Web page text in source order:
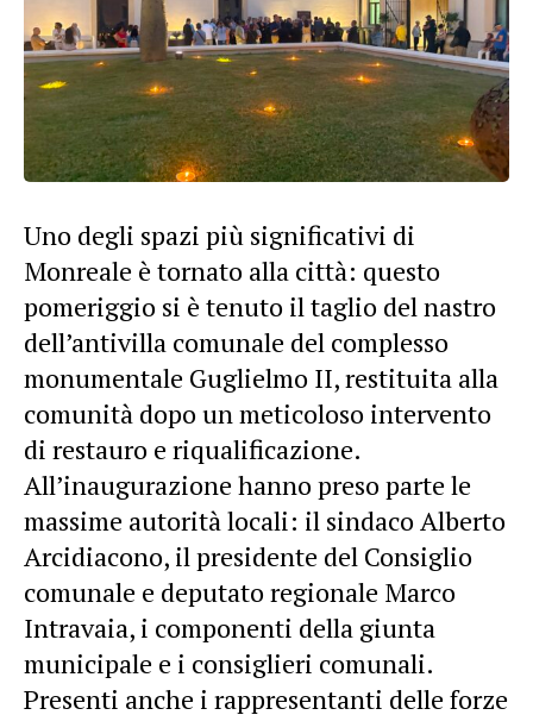
Uno degli spazi più significativi di
Monreale è tornato alla città: questo
pomeriggio si è tenuto il taglio del nastro
dell’antivilla comunale del complesso
monumentale Guglielmo II, restituita alla
comunità dopo un meticoloso intervento
di restauro e riqualificazione.
All’inaugurazione hanno preso parte le
massime autorità locali: il sindaco Alberto
Arcidiacono, il presidente del Consiglio
comunale e deputato regionale Marco
Intravaia, i componenti della giunta
municipale e i consiglieri comunali.
Presenti anche i rappresentanti delle forze